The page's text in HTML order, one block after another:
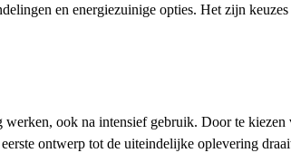
en energiezuinige opties. Het zijn
ook na intensief gebruik. Door te
ontwerp tot de uiteindelijke oplevering